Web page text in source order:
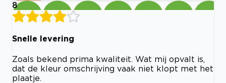
8
Snelle levering
Zoals bekend prima kwaliteit. Wat mij opvalt is,
dat de kleur omschrijving vaak niet klopt met het
plaatje.